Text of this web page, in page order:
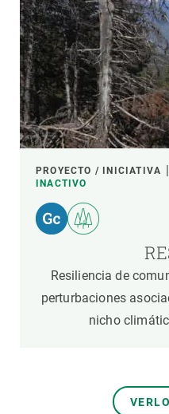
PROYECTO / INICIATIVA
INACTIVO
Resiliencia de
perturbaciones
nicho